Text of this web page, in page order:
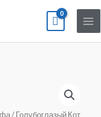
/ Голубоглазый Кот